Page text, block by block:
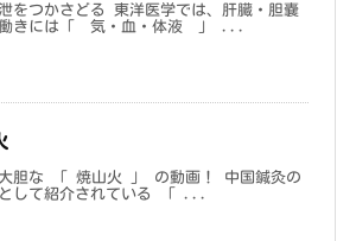
をつかさどる 東洋医学では、肝臓・胆嚢
働きには「 気・血・体液 」 ...
胆な 「 焼山火 」 の動画！ 中国鍼灸の
して紹介されている 「 ...